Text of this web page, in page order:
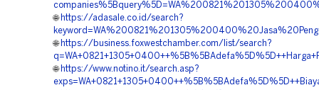
🌐 https://adasale.co.id/search?
🌐 https://business.foxwestchamber.com/list/search?
🌐 https://www.notino.it/search.asp?